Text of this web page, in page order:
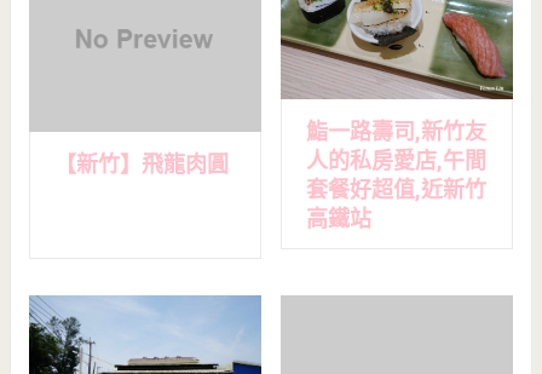
【新竹】飛龍肉圓
鮨一路壽司,新竹友
人的私房愛店,午間
套餐好超值,近新竹
高鐵站